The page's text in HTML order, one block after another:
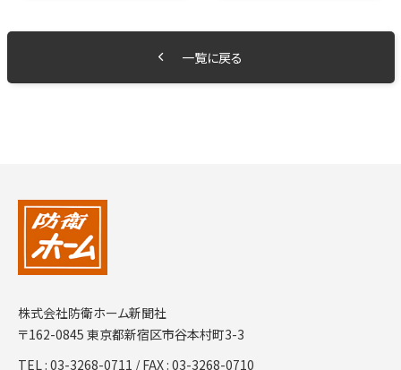
一覧に戻る
株式会社防衛ホーム新聞社
〒162-0845 東京都新宿区市谷本村町3-3
TEL :03-3268-0711 / FAX : 03-3268-0710